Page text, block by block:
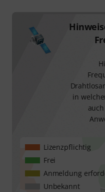
in
Lizenzpflichtig
Frei
Anmeldung
Unbekannt